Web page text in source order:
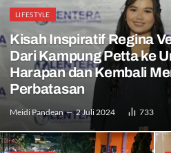
LIFESTYLE
Kisah Inspiratif Regina
Dari Kampung Petta ke
Harapan dan Kembali
Perbatasan
Meidi Pandean 2 Juli 2024 733